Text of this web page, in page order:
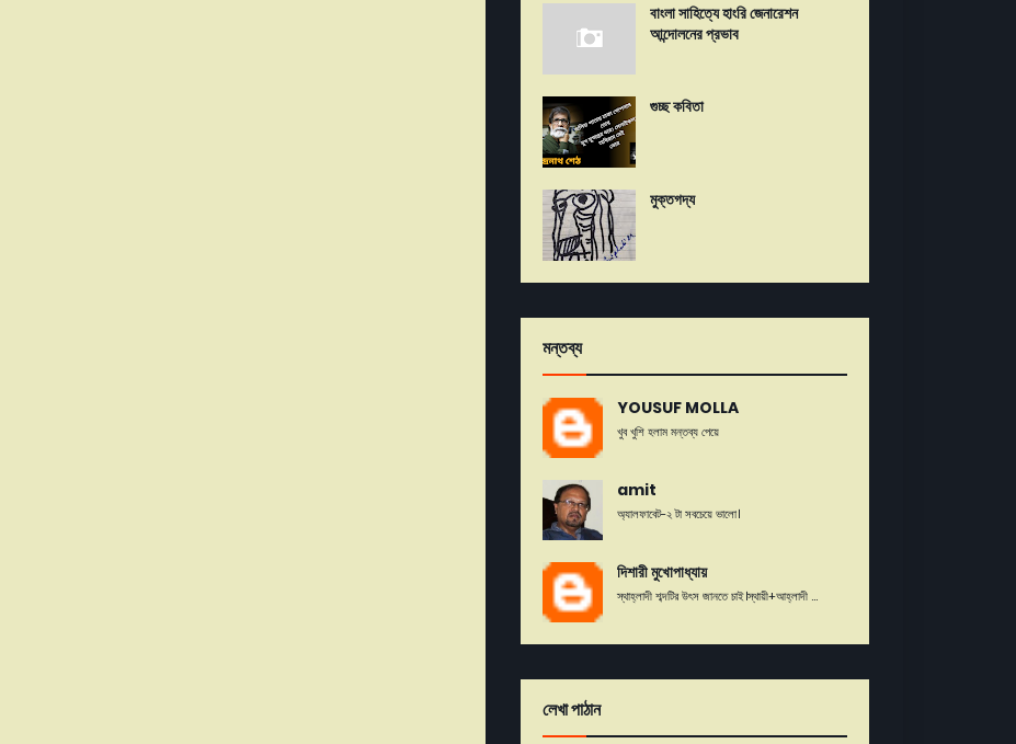
বাংলা সাহিত্যে হাংরি জেনারেশন
আন্দোলনের প্রভাব
গুচ্ছ কবিতা
মুক্তগদ্য
মন্তব্য
YOUSUF MOLLA
খুব খুশি হলাম মন্তব্য পেয়ে
amit
অ্যালফাবেট-২ টা সবচেয়ে ভালো।
দিশারী মুখোপাধ্যায়
স্থাহ্লাদী শব্দটির উৎস জানতে চাই।স্থায়ী+আহ্লাদী ...
লেখা পাঠান